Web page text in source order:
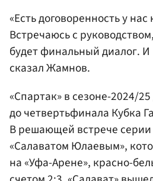
«Есть договоренность у нас
Встречаюсь с
будет финальный диалог.
сказал Жамнов.
«Спартак» в сезоне-2024/
до четвертьфинала Кубка
В решающей встрече
«Салаватом Юлаевым»,
на «Уфа-Арене», красно-